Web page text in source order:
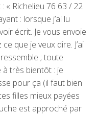
« Richelieu 76 63 / 22
: lorsque j’ai lu
écrit. Je vous envoie
que je veux dire. J’ai
; toute
très bientôt : je
pour ça (il faut bien
filles mieux payées
est approché par